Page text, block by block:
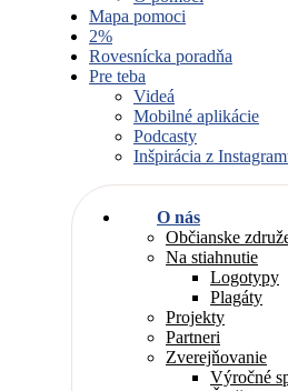
Mapa pomoci
2%
Rovesnícka poradňa
Pre teba
Videá
Mobilné aplikácie
Podcasty
Inšpirácia z
O nás
Občianske
Na stiahnutie
Logotypy
Plagáty
Projekty
Partneri
Zverejňovanie
Výročné